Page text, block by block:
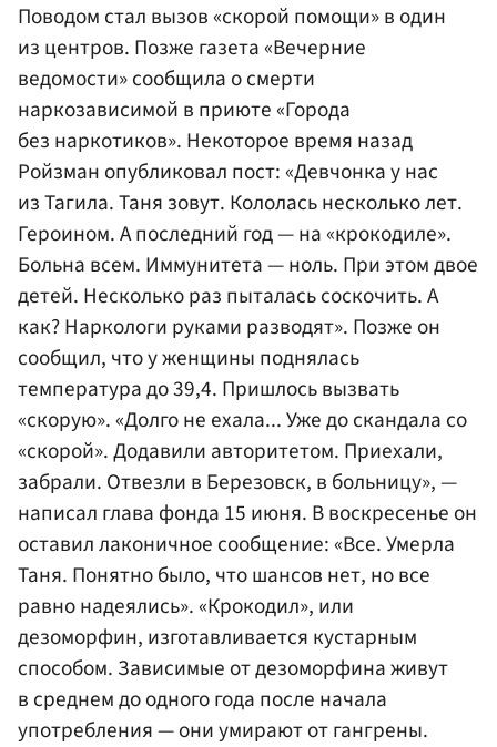
Поводом стал вызов «скорой помощи» в один
из центров. Позже газета «Вечерние
ведомости» сообщила о смерти
наркозависимой в приюте «Города
без наркотиков». Некоторое время назад
Ройзман опубликовал пост: «Девчонка у нас
из Тагила. Таня зовут. Кололась несколько лет.
Героином. А последний год — на «крокодиле».
Больна всем. Иммунитета — ноль. При этом двое
детей. Несколько раз пыталась соскочить. А
как? Наркологи руками разводят». Позже он
сообщил, что у женщины поднялась
температура до 39,4. Пришлось вызвать
«скорую». «Долго не ехала... Уже до скандала со
«скорой». Додавили авторитетом. Приехали,
забрали. Отвезли в Березовск, в больницу», —
написал глава фонда 15 июня. В воскресенье он
оставил лаконичное сообщение: «Все. Умерла
Таня. Понятно было, что шансов нет, но все
равно надеялись». «Крокодил», или
дезоморфин, изготавливается кустарным
способом. Зависимые от дезоморфина живут
в среднем до одного года после начала
употребления — они умирают от гангрены.